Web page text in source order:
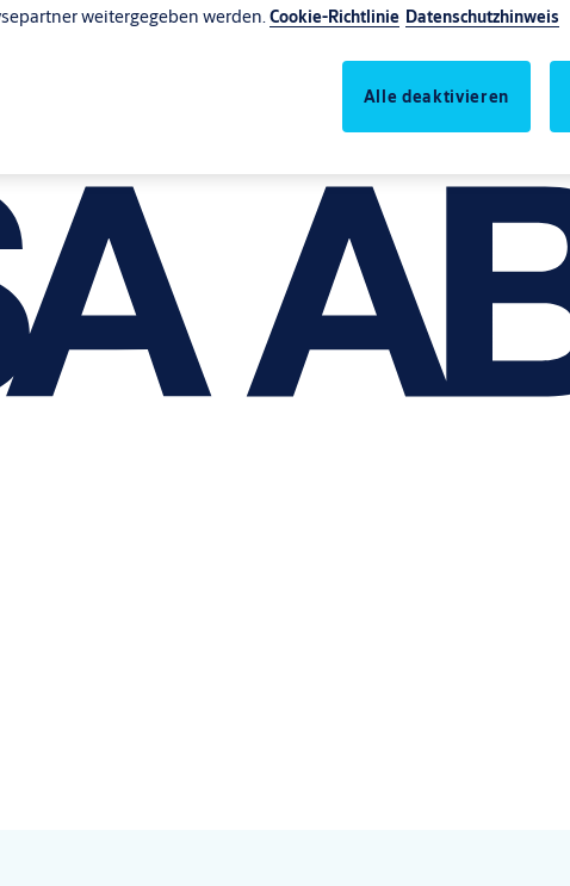
weitergegeben werden.Cookie-Richtlinie Datenschutzhinweis
Alle deaktivieren